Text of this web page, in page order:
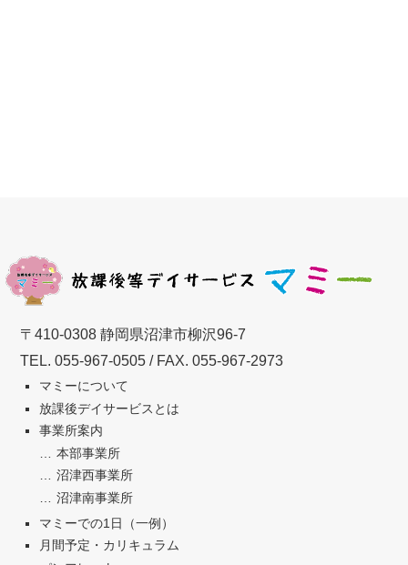
〒410-0308 静岡県沼津市柳沢96-7
TEL.055-967-0505 / FAX. 055-967-2973
マミーについて
放課後デイサービスとは
事業所案内
本部事業所
沼津西事業所
沼津南事業所
マミーでの1日（一例）
月間予定・カリキュラム